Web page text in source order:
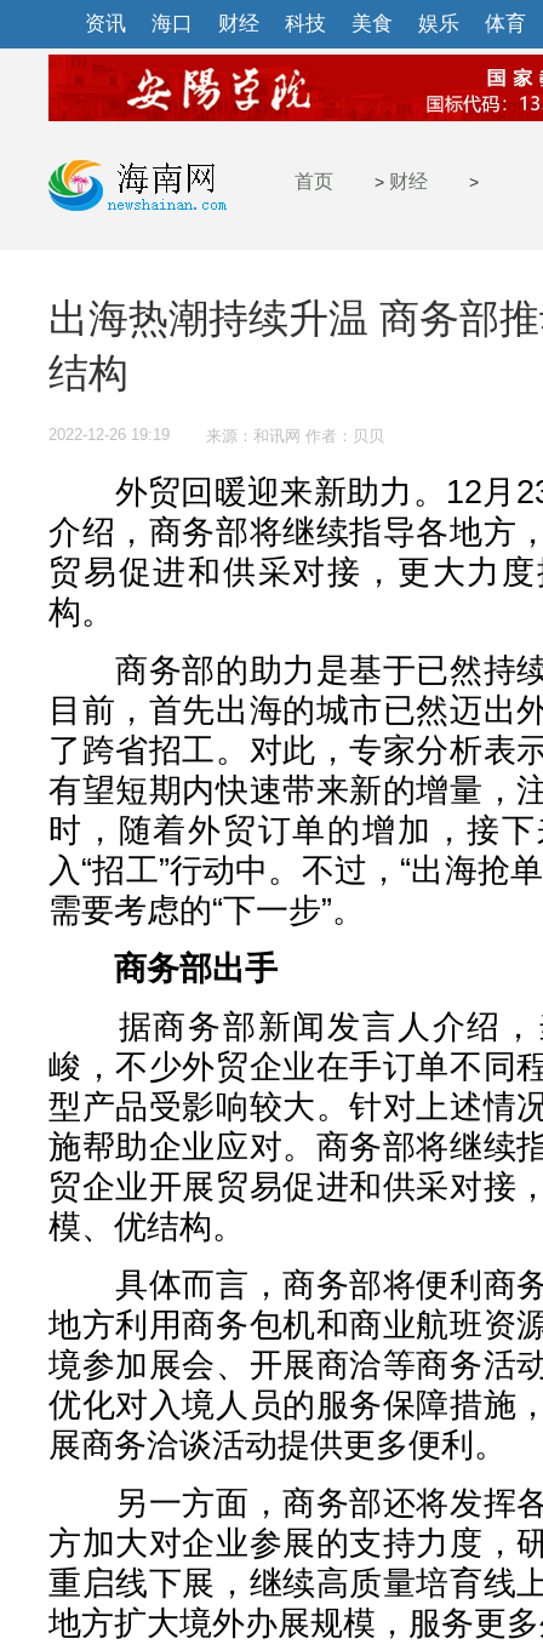
资讯 海口 财经 科技 美食 娱乐 体育
首页 > 财经 >
出海热潮持续升温 商务部
结构
2022-12-26 19:19 来源：和讯网 作者：贝贝
外贸回暖迎来新助力。12月
介绍，商务部将继续指导各地方
贸易促进和供采对接，更大力
构。
商务部的助力是基于已然持
目前，首先出海的城市已然迈出
了跨省招工。对此，专家分析表
有望短期内快速带来新的增量，
时，随着外贸订单的增加，接
入“招工”行动中。不过，“出海抢
需要考虑的“下一步”。
商务部出手
据商务部新闻发言人介绍，
峻，不少外贸企业在手订单不同
型产品受影响较大。针对上述情
施帮助企业应对。商务部将继续
贸企业开展贸易促进和供采对接
模、优结构。
具体而言，商务部将便利商
地方利用商务包机和商业航班资
境参加展会、开展商洽等商务活
优化对入境人员的服务保障措施
展商务洽谈活动提供更多便利。
另一方面，商务部还将发挥
方加大对企业参展的支持力度，
重启线下展，继续高质量培育线
地方扩大境外办展规模，服务更